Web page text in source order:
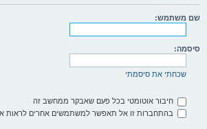
שם משתמש:
סיסמה:
שכחתי את סיסמתי
חיבור אוטומטי בכל פעם שאבקר ממחשב זה
בהתחברות זו אל תאפשר למשתמשים אחרים לראות